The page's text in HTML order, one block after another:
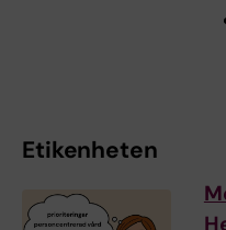
Etikenheten